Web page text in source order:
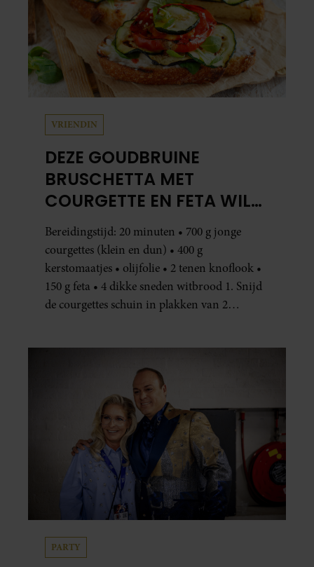
VRIENDIN
DEZE GOUDBRUINE
BRUSCHETTA MET
COURGETTE EN FETA WIL
JE METEEN MAKEN
Bereidingstijd: 20 minuten • 700 g jonge
courgettes (klein en dun) • 400 g
kerstomaatjes • olijfolie • 2 tenen knoflook •
150 g feta • 4 dikke sneden witbrood 1. Snijd
de courgettes schuin in plakken van 2
PARTY